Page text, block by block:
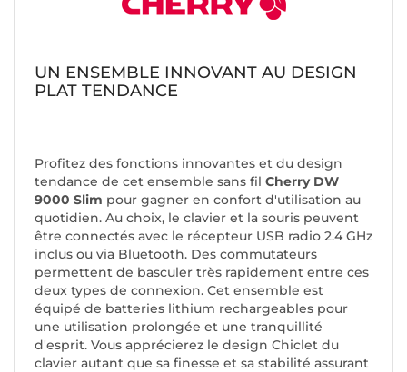
UN ENSEMBLE INNOVANT AU DESIGN
PLAT TENDANCE
Profitez des fonctions innovantes et du design
tendance de cet ensemble sans fil Cherry DW
9000 Slim pour gagner en confort d'utilisation au
quotidien. Au choix, le clavier et la souris peuvent
être connectés avec le récepteur USB radio 2.4 GHz
inclus ou via Bluetooth. Des commutateurs
permettent de basculer très rapidement entre ces
deux types de connexion. Cet ensemble est
équipé de batteries lithium rechargeables pour
une utilisation prolongée et une tranquillité
d'esprit. Vous apprécierez le design Chiclet du
clavier autant que sa finesse et sa stabilité assurant